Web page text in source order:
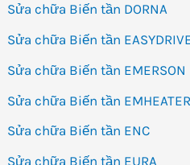
Sửa chữa Biến tần DORNA
Sửa chữa Biến tần
Sửa chữa Biến tần EMERSON
Sửa chữa Biến tần EMHEATER
Sửa chữa Biến tần ENC
Sửa chữa Biến tần EURA